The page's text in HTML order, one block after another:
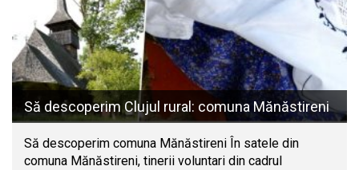
Să descoperim Clujul rural: comuna Mănăstireni
Să descoperim comuna Mănăstireni În satele din
comuna Mănăstireni, tinerii voluntari din cadrul